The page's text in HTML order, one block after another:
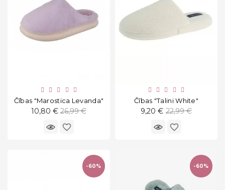
Čības "Marostica Levanda"
10,80 € Standarta
26,99 €
favorite_border
Čības "Talini White"
9,20 € Standarta
22,99 €
favorite_border
-60% -60%